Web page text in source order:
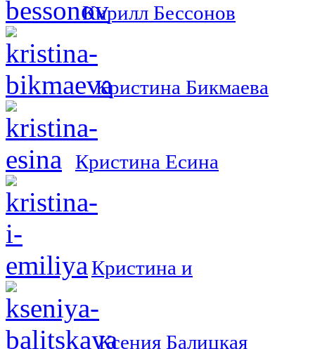
Кирилл Бессонов
Кристина Бикмаева
Кристина Есина
Кристина и
Ксения Балицкая